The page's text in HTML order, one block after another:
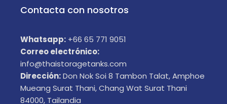
Contacta con nosotros
Whatsapp: +66 65 771 9051
Correo electrónico:
info@thaistoragetanks.com
Dirección:Don Nok Soi 8 Tambon Talat, Amphoe
Mueang Surat Thani, Chang Wat Surat Thani
84000, Tailandia